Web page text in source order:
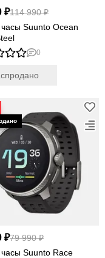
₽114 990 ₽
Suunto Ocean
0
₽79 990 ₽
Suunto Race